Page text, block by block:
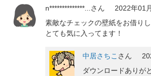
n**************... さん
2022年01
素敵なチェックの壁紙をお借り
とても気に入ってます！
中居さちこ さん
ダウンロードありが